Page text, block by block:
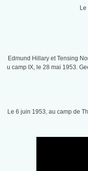
Edmund Hillary et Tensing
u camp IX, le 28 mai 1953.
Le 6 juin 1953, au camp de